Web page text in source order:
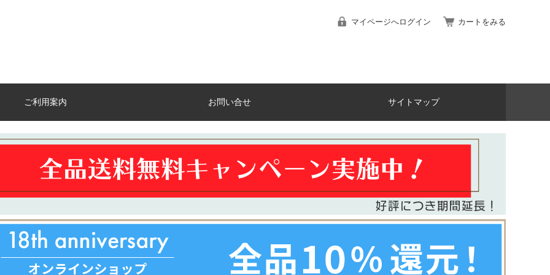
マイページへログイン カートをみる
ご利用案内 お問い合せ サイトマップ